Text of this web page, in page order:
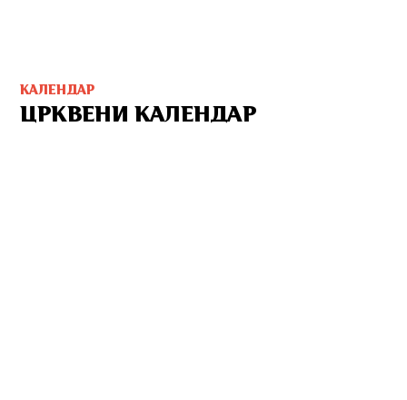
КАЛЕНДАР
ЦРКВЕНИ КАЛЕНДАР